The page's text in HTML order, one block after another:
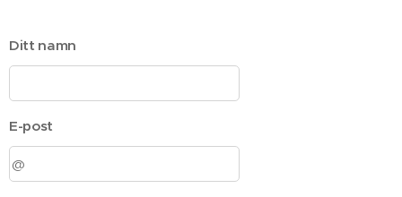
Ditt namn
E-post